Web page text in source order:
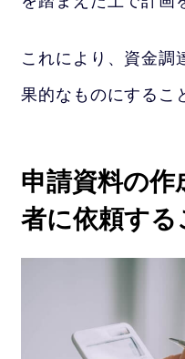
これにより、資金調
果的なものにするこ
申請資料の
者に依頼す